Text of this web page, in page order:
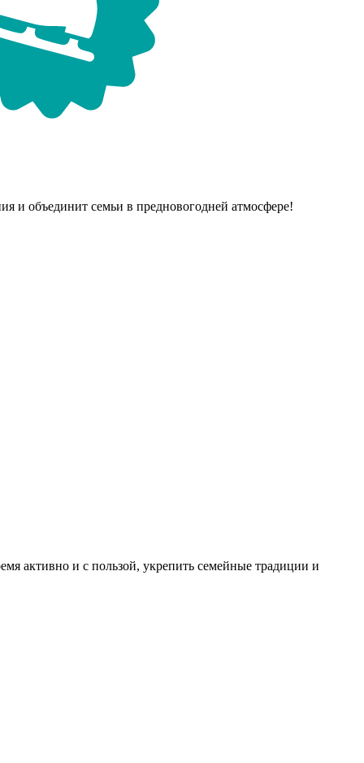
и объединит семьи в предновогодней атмосфере!
активно и с пользой, укрепить семейные традиции и